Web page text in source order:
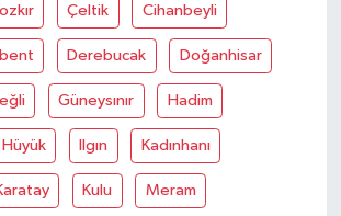
Çeltik Cihanbeyli
Derebucak Doğanhisar
Güneysınır Hadim
Hüyük Ilgın Kadınhanı
Kulu Meram